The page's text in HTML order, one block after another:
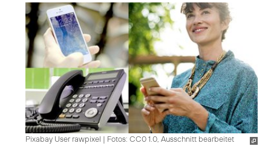
Pixabay User rawpixel | Fotos: CC0 1.0, Ausschnitt bearbeitet